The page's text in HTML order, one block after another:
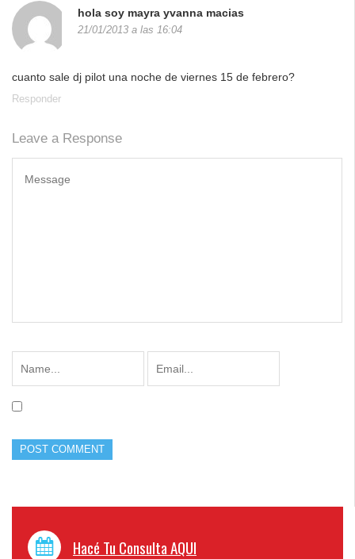
hola soy mayra yvanna macias
21/01/2013 a las 16:04
cuanto sale dj pilot una noche de viernes 15 de febrero?
Responder
Leave a Response
Hacé Tu Consulta AQUI